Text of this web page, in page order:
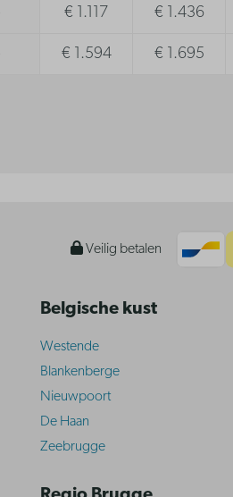
€ 1.117 € 1.436
€ 1.594 € 1.695
Veilig betalen
Belgische kust
Westende
Blankenberge
Nieuwpoort
De Haan
Zeebrugge